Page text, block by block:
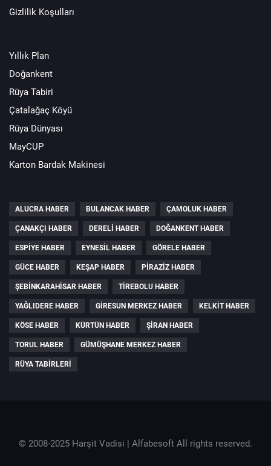
Gizlilik Koşulları
Yıllık Plan
Doğankent
Rüya Tabiri
Çatalağaç Köyü
Rüya Dünyası
MayCUP
Karton Bardak Makinesi
ALUCRA HABER BULANCAK HABER ÇAMOLUK HABER
ÇANAKÇI HABER DERELI HABER DOĞANKENT HABER
ESPIYE HABER EYNESIL HABER GÖRELE HABER
GÜCE HABER KEŞAP HABER PIRAZIZ HABER
ŞEBINKARAHISAR HABER TIREBOLU HABER
YAĞLIDERE HABER GIRESUN MERKEZ HABER KELKIT HABER
KÖSE HABER KÜRTÜN HABER ŞIRAN HABER
TORUL HABER GÜMÜŞHANE MERKEZ HABER
RÜYA TABIRLERI
© 2008-2025 Harşit Vadisi | Alfabesoft All rights reserved.